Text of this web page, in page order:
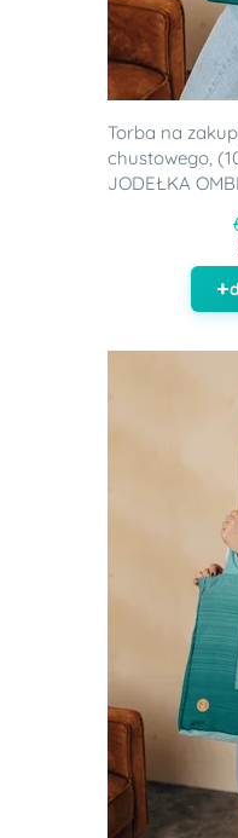
Torba na
chustowego,
JODEŁKA